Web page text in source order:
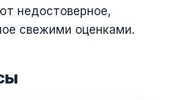
недостоверное,
свежими оценками.